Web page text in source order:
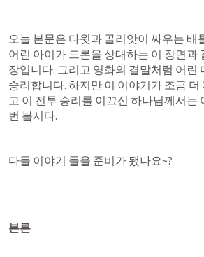
오늘 본문은 다윗과 골리앗이 싸우는 배
어린 아이가 드론을 상대하는 이 장면과
장입니다. 그리고 영화의 결말처럼 어린
승리합니다. 하지만 이 이야기가 조금 더
고 이 전투 승리를 이끄신 하나님께서는
번 봅시다.
다들 이야기 들을 준비가 됐나요~?
본론